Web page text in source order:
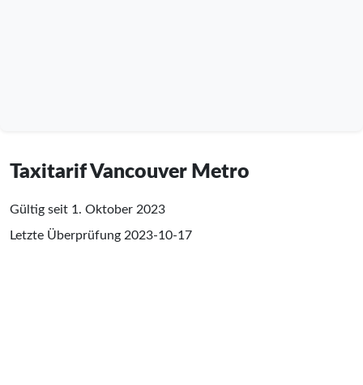
Taxitarif Vancouver Metro
Gültig seit 1. Oktober 2023
Letzte Überprüfung 2023-10-17